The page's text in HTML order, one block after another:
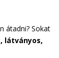
átadni? Sokat
látványos,